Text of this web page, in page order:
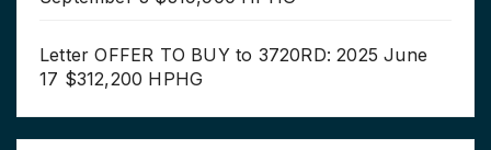
Letter OFFER TO BUY to 3720RD: 2025 June
17 $312,200 HPHG